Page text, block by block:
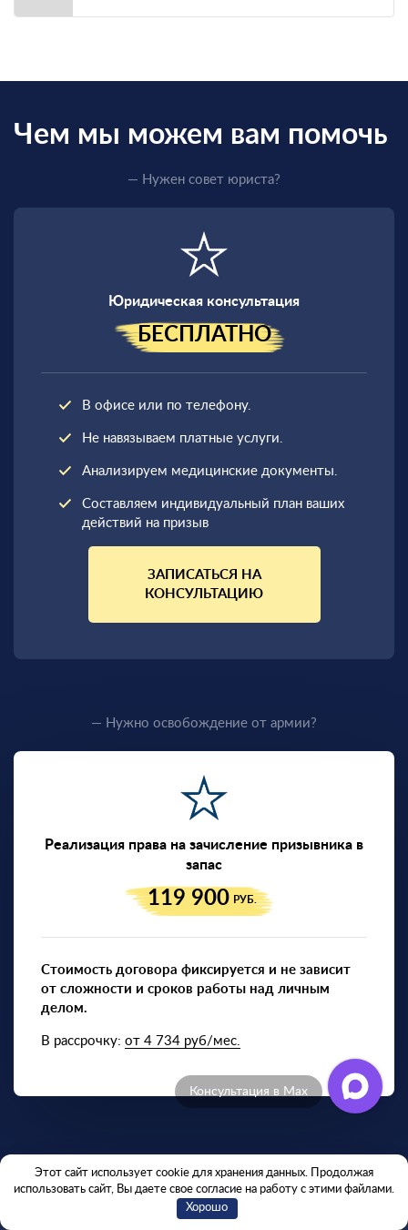
Чем мы можем вам помочь
— Нужен совет юриста?
Юридическая консультация
БЕСПЛАТНО
В офисе или по телефону.
Не навязываем платные услуги.
Анализируем медицинские документы.
Составляем индивидуальный план ваших
действий на призыв
ЗАПИСАТЬСЯ НА
КОНСУЛЬТАЦИЮ
— Нужно освобождение от армии?
Реализация права на зачисление призывника в
запас
119 900 РУБ.
Стоимость договора фиксируется и не зависит
от сложности и сроков работы над личным
делом.
В рассрочку: от 4 734 руб/мес.
Отзывы клиентов
Этот сайт использует cookie для хранения данных. Продолжая
использовать сайт, Вы даете свое согласие на работу с этими файлами.
Хорошо